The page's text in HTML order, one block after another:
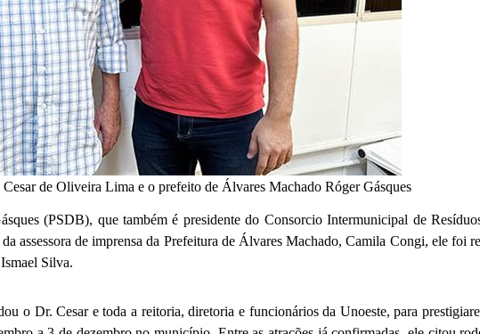
de Oliveira Lima e o prefeito de Álvares Machado Róger Gásques
(PSDB), que também é presidente do Consorcio Intermunicipal de
assessora de imprensa da Prefeitura de Álvares Machado, Camila Congi, ele
Silva.
o Dr. Cesar e toda a reitoria, diretoria e funcionários da Unoeste, para